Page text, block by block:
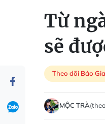
Từ
sẽ
Theo dõi Báo
MỘC TRÀ